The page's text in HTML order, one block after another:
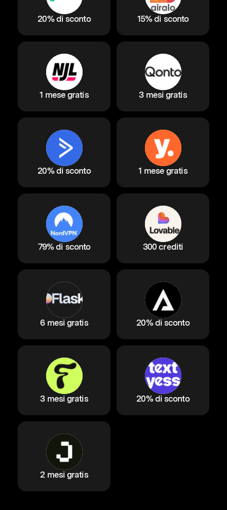
20% di sconto 15% di sconto
1 mese gratis 3 mesi gratis
20% di sconto 1 mese gratis
79% di sconto 300 crediti
6 mesi gratis 20% di sconto
3 mesi gratis 20% di sconto
2 mesi gratis